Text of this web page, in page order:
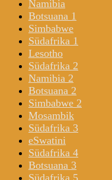
Namibia
Botsuana 1
Simbabwe
Südafrika 1
Lesotho
Südafrika 2
Namibia 2
Botsuana 2
Simbabwe 2
Mosambik
Südafrika 3
eSwatini
Südafrika 4
Botsuana 3
Südafrika 5